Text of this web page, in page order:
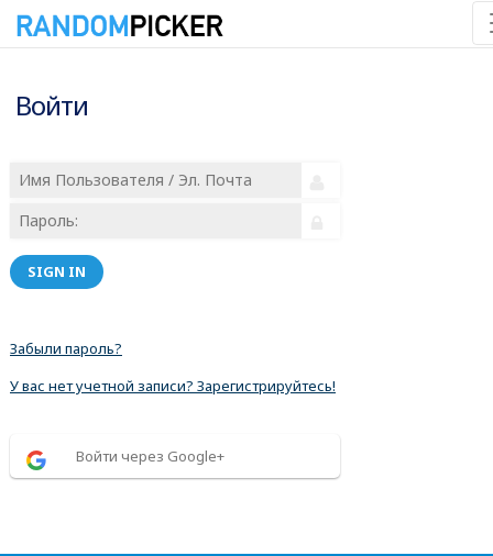
Войти
SIGN IN
Забыли пароль?
У вас нет учетной записи? Зарегистрируйтесь!
Войти через Google+